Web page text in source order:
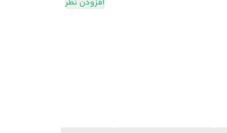
افزودن نظر